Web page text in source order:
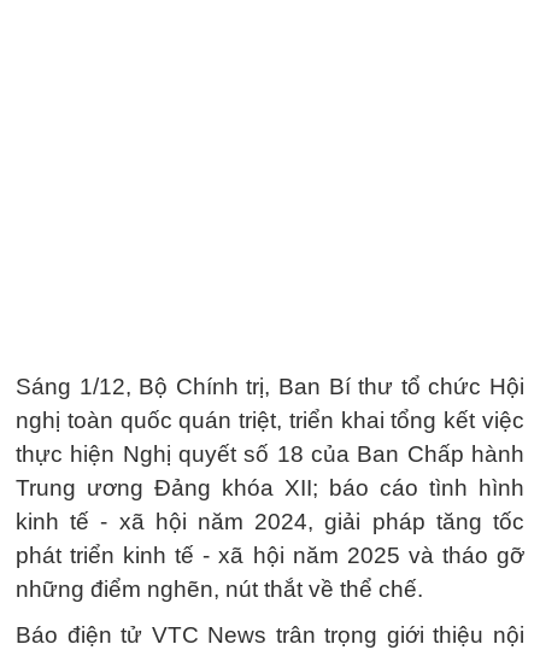
Sáng 1/12, Bộ Chính trị, Ban Bí thư tổ chức Hội
nghị toàn quốc quán triệt, triển khai tổng kết việc
thực hiện Nghị quyết số 18 của Ban Chấp hành
Trung ương Đảng khóa XII; báo cáo tình hình
kinh tế - xã hội năm 2024, giải pháp tăng tốc
phát triển kinh tế - xã hội năm 2025 và tháo gỡ
những điểm nghẽn, nút thắt về thể chế.
Báo điện tử VTC News trân trọng giới thiệu nội